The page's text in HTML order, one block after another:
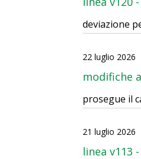
deviazione
22 luglio 2026
modifiche
prosegue il
21 luglio 2026
linea v113